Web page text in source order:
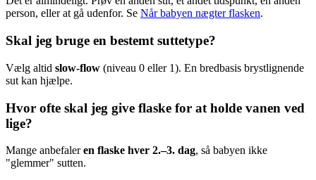
person, eller at gå udenfor. Se Når babyen nægter flasken.
Skal jeg bruge en bestemt suttetype?
Vælg altid slow-flow (niveau 0 eller 1). En bredbasis brystlignende
sut kan hjælpe.
Hvor ofte skal jeg give flaske for at holde vanen ved
lige?
Mange anbefaleren flaske hver 2.–3. dag, så babyen ikke
"glemmer" sutten.